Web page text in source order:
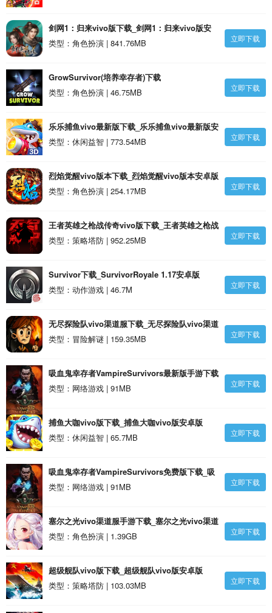
剑网1：归来vivo版下载_剑网1：归来vivo版安
卓版
类型：角色扮演 | 841.76MB 立即下载
GrowSurvivor(培养幸存者)下载
_GrowSurvivor(培养幸存者)安卓版
类型：角色扮演 | 46.75MB 立即下载
乐乐捕鱼vivo最新版下载_乐乐捕鱼vivo最新版安
卓版
类型：休闲益智 | 773.54MB 立即下载
烈焰觉醒vivo版本下载_烈焰觉醒vivo版本安卓版
类型：角色扮演 | 254.17MB
立即下载
王者英雄之枪战传奇vivo版下载_王者英雄之枪战
传奇vivo版安卓版
类型：策略塔防 | 952.25MB 立即下载
Survivor下载_SurvivorRoyale 1.17安卓版
类型：动作游戏 | 46.7M
立即下载
无尽探险队vivo渠道服下载_无尽探险队vivo渠道
服安卓版
类型：冒险解谜 | 159.35MB 立即下载
吸血鬼幸存者VampireSurvivors最新版手游下载
_吸血鬼幸存者VampireSurvivors最新版1.0安卓
类型：网络游戏 | 91MB 立即下载
捕鱼大咖vivo版下载_捕鱼大咖vivo版安卓版
类型：休闲益智 | 65.7MB
立即下载
吸血鬼幸存者VampireSurvivors免费版下载_吸
血鬼幸存者VampireSurvivors免费版1.0安卓版
类型：网络游戏 | 91MB 立即下载
塞尔之光vivo渠道服手游下载_塞尔之光vivo渠道
服安卓版
类型：角色扮演 | 1.39GB 立即下载
超级舰队vivo版下载_超级舰队vivo版安卓版
类型：策略塔防 | 103.03MB
立即下载